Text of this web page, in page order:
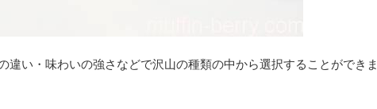
違い・味わいの強さなどで沢山の種類の中から選択することができま